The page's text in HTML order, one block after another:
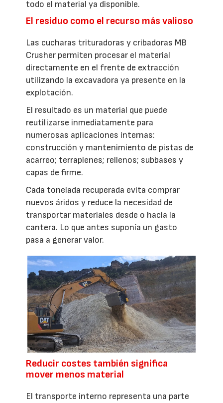
todo el material ya disponible.
El residuo como el recurso más valioso
Las cucharas trituradoras y cribadoras MB
Crusher permiten procesar el material
directamente en el frente de extracción
utilizando la excavadora ya presente en la
explotación.
El resultado es un material que puede
reutilizarse inmediatamente para
numerosas aplicaciones internas:
construcción y mantenimiento de pistas de
acarreo; terraplenes; rellenos; subbases y
capas de firme.
Cada tonelada recuperada evita comprar
nuevos áridos y reduce la necesidad de
transportar materiales desde o hacia la
cantera. Lo que antes suponía un gasto
pasa a generar valor.
Reducir costes también significa
mover menos material
El transporte interno representa una parte